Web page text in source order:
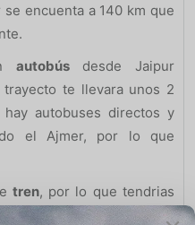
encuenta a 140 km que
autobúsdesde Jaipur
trayecto te llevara unos 2
autobuses directos y
el Ajmer, por lo que
tren, por lo que tendrias
y ahi coger un autobus